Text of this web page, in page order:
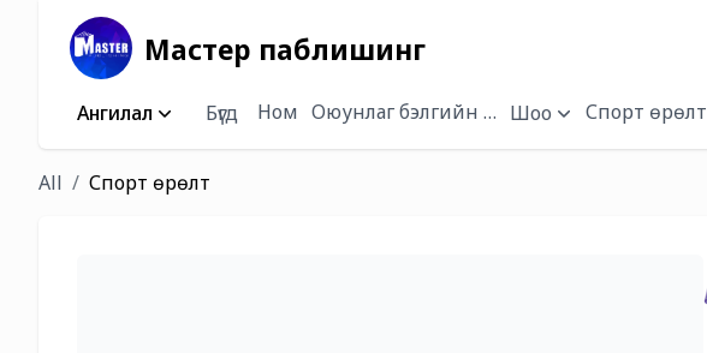
Мастер паблишинг
Ангилал Бүгд Ном Оюунлаг бэлгийн багц /Хүүхдийн баярын/
Шоо Спорт өрөлт
All Спорт өрөлт